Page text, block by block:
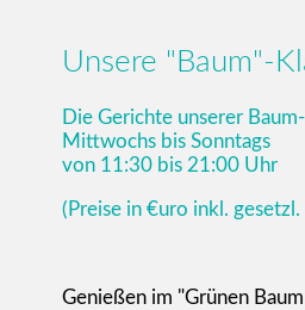
Unsere "Baum"-
Die Gerichte unserer
Mittwochs bis Sonntags
von 11:30 bis 21:00 Uhr
(Preise in €uro inkl.
Genießen im "Grünen